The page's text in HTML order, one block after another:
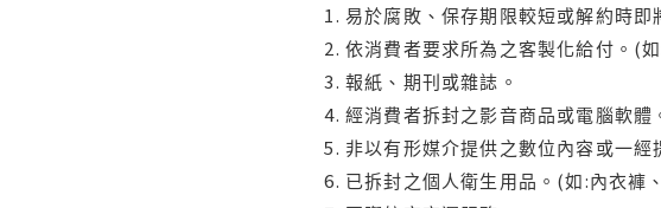
易於腐敗、保存期限較短或解約時
依消費者要求所為之客製化給付。(
報紙、期刊或雜誌。
經消費者拆封之影音商品或電腦軟體
非以有形媒介提供之數位內容或一
已拆封之個人衛生用品。(如:內衣褲